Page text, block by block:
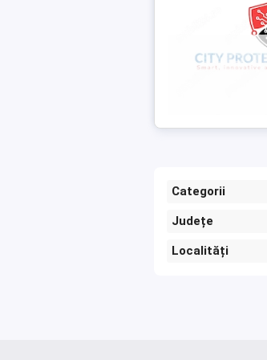
Categorii
Județe
Localități